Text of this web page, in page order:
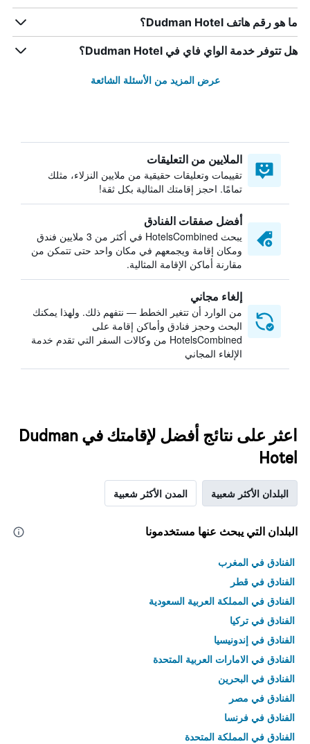
ما هو رقم هاتف Dudman Hotel؟
هل تتوفر خدمة الواي فاي في Dudman Hotel؟
عرض المزيد من الأسئلة الشائعة
الملايين من التعليقات
تقييمات وتعليقات حقيقية من ملايين النزلاء، مثلك
تمامًا. احجز إقامتك المثالية بكل ثقة!
أفضل صفقات الفنادق
يبحث HotelsCombined في أكثر من 3 ملايين فندق
ومكان إقامة ويجمعهم في مكان واحد حتى تتمكن من
مقارنة أماكن الإقامة المثالية.
إلغاء مجاني
من الوارد أن تتغير الخطط — نتفهم ذلك. ولهذا يمكنك
البحث وحجز فنادق وأماكن إقامة على
HotelsCombined من وكالات السفر التي تقدم خدمة
الإلغاء المجاني
اعثر على نتائج أفضل لإقامتك في Dudman
Hotel
البلدان الأكثر شعبية المدن الأكثر شعبية
البلدان التي يبحث عنها مستخدمونا
الفنادق في المغرب
الفنادق في قطر
الفنادق في المملكة العربية السعودية
الفنادق في تركيا
الفنادق في إندونيسيا
الفنادق في الامارات العربية المتحدة
الفنادق في البحرين
الفنادق في مصر
الفنادق في فرنسا
الفنادق في المملكة المتحدة